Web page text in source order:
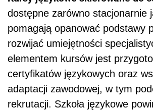
dostępne zarówno stacjonarnie
pomagają opanować podstawy
rozwijać umiejętności
elementem kursów jest
certyfikatów językowych oraz
adaptacji zawodowej, w tym
rekrutacji. Szkoła językowe